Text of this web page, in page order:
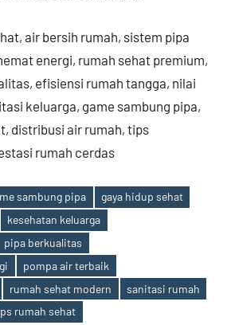
air bersih rumah, sistem pipa
energi, rumah sehat premium,
efisiensi rumah tangga, nilai
keluarga, game sambung pipa,
distribusi air rumah, tips
rumah cerdas
sambung pipa
gaya hidup sehat
kesehatan keluarga
pipa berkualitas
pompa air terbaik
rumah sehat modern
sanitasi rumah
rumah sehat